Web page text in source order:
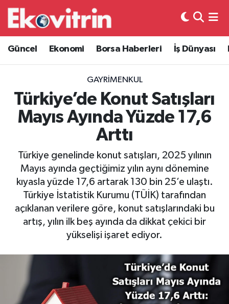
Güncel Ekonomi Borsa Haberleri İş Dünyası
GAYRIMENKUL
Türkiye’de Konut Satışları
Mayıs Ayında Yüzde 17,6
Arttı
Türkiye genelinde konut satışları, 2025 yılının
Mayıs ayında geçtiğimiz yılın aynı dönemine
kıyasla yüzde 17,6 artarak 130 bin 25’e ulaştı.
Türkiye İstatistik Kurumu (TÜİK) tarafından
açıklanan verilere göre, konut satışlarındaki bu
artış, yılın ilk beş ayında da dikkat çekici bir
yükselişi işaret ediyor.
Güncel
Ekonomi
Borsa Haberleri
İş Dünyası
Otovitrin
Asayiş
Magazin
Eğitim
Hava Durumu
Trafik Durumu
Süper Lig Puan Durumu ve Fikstür
Tüm Manşetler
Son Dakika Haberleri
Haber Arşivi